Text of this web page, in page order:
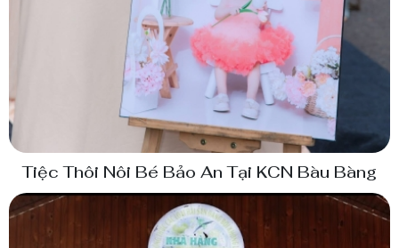
Tiệc Thôi Nôi Bé Bảo An Tại KCN Bàu Bàng